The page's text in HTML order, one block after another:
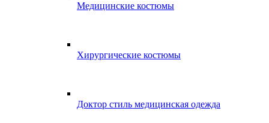
Медицинские костюмы
Хирургические костюмы
Доктор стиль медицинская одежда